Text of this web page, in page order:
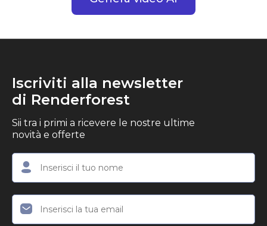
Iscriviti alla newsletter
di Renderforest
Sii tra i primi a ricevere le nostre ultime
novità e offerte